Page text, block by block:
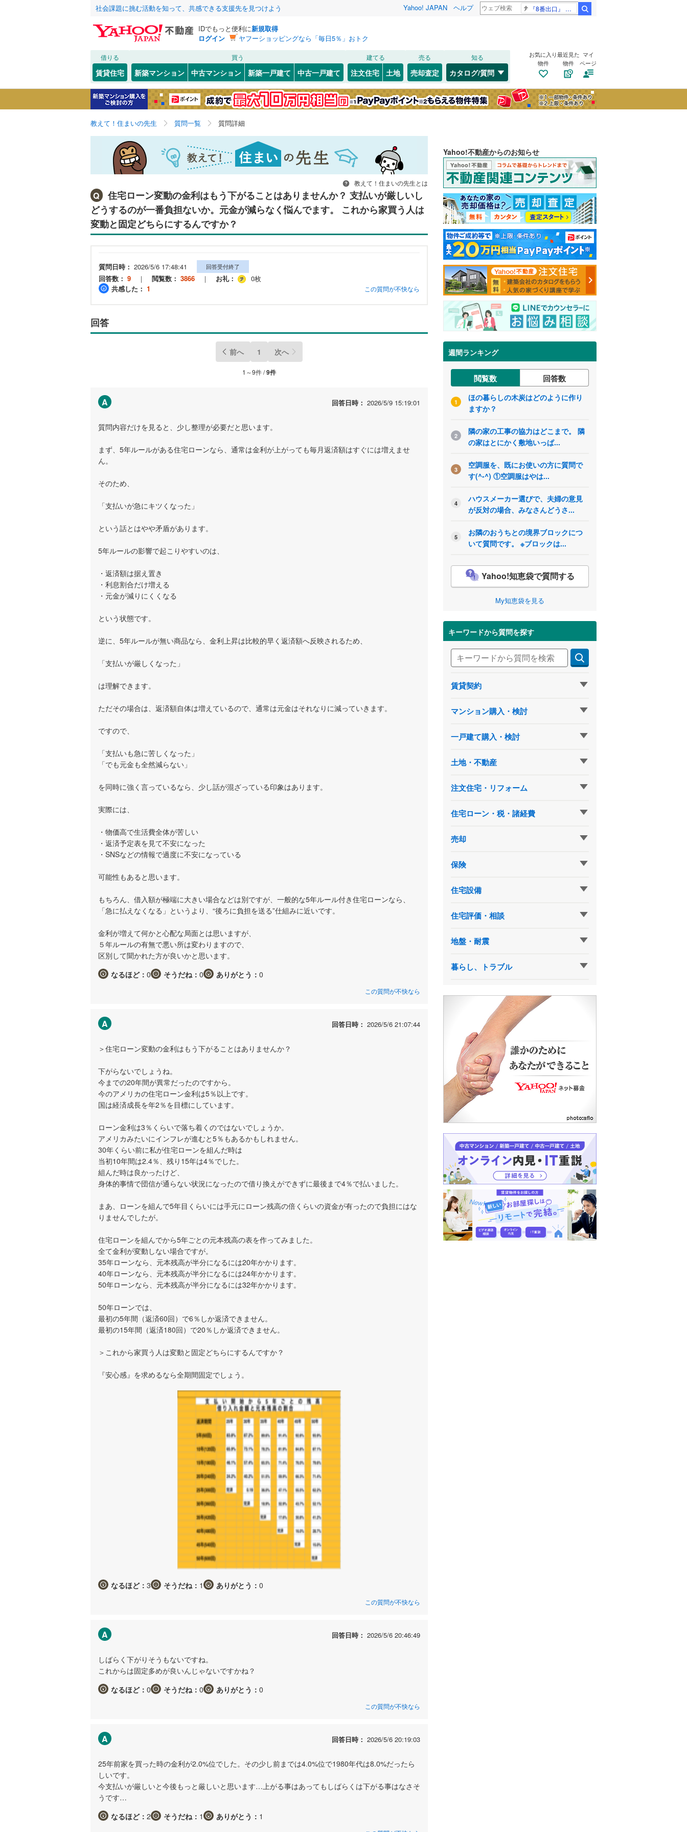
社会課題に挑む活動を知って、共感できる支援先を見つけよう Yahoo! JAPAN ヘルプ 『8番出口』 金ロー
IDでもっと便利に新規取得
ログイン
ヤフーショッピングなら「毎日5％」おトク
借りる
賃貸住宅
買う
新築マンション 中古マンション 新築一戸建て 中古一戸建て
建てる
注文住宅 土地
売る
売却査定
知る
カタログ/質問
お気に入り
物件
最近見た
物件
マイ
ページ
教えて！住まいの先生 質問一覧 質問詳細
教えて！住まいの先生とは
Q
住宅ローン変動の金利はもう下がることはありませんか？ 支払いが厳しいし
どうするのが一番負担ないか。元金が減らなく悩んでます。 これから家買う人は
変動と固定どちらにするんですか？
質問日時： 2026/5/6 17:48:41 回答受付終了
回答数： 9 ｜ 閲覧数： 3866 ｜ お礼：
0枚
共感した： 1 この質問が不快なら
回答
前へ 1 次へ
1～9件 /9件
A 回答日時： 2026/5/9 15:19:01
質問内容だけを見ると、少し整理が必要だと思います。
まず、5年ルールがある住宅ローンなら、通常は金利が上がっても毎月返済額はすぐには増えませ
ん。
そのため、
「支払いが急にキツくなった」
という話とはやや矛盾があります。
5年ルールの影響で起こりやすいのは、
・返済額は据え置き
・利息割合だけ増える
・元金が減りにくくなる
という状態です。
逆に、5年ルールが無い商品なら、金利上昇は比較的早く返済額へ反映されるため、
「支払いが厳しくなった」
は理解できます。
ただその場合は、返済額自体は増えているので、通常は元金はそれなりに減っていきます。
ですので、
「支払いも急に苦しくなった」
「でも元金も全然減らない」
を同時に強く言っているなら、少し話が混ざっている印象はあります。
実際には、
・物価高で生活費全体が苦しい
・返済予定表を見て不安になった
・SNSなどの情報で過度に不安になっている
可能性もあると思います。
もちろん、借入額が極端に大きい場合などは別ですが、一般的な5年ルール付き住宅ローンなら、
「急に払えなくなる」というより、“後ろに負担を送る”仕組みに近いです。
金利が増えて何かと心配な局面とは思いますが、
５年ルールの有無で悪い所は変わりますので、
区別して聞かれた方が良いかと思います。
なるほど： 0 そうだね： 0 ありがとう： 0
この質問が不快なら
A 回答日時： 2026/5/6 21:07:44
＞住宅ローン変動の金利はもう下がることはありませんか？
下がらないでしょうね。
今までの20年間が異常だったのですから。
今のアメリカの住宅ローン金利は5％以上です。
国は経済成長を年2％を目標にしています。
ローン金利は3％くらいで落ち着くのではないでしょうか。
アメリカみたいにインフレが進むと5％もあるかもしれません。
30年くらい前に私が住宅ローンを組んだ時は
当初10年間は2.4％、残り15年は4％でした。
組んだ時は良かったけど、
身体的事情で団信が通らない状況になったので借り換えができずに最後まで4％で払いました。
まあ、ローンを組んで5年目くらいには手元にローン残高の倍くらいの資金が有ったので負担にはな
りませんでしたが。
住宅ローンを組んでから5年ごとの元本残高の表を作ってみました。
全て金利が変動しない場合ですが。
35年ローンなら、元本残高が半分になるには20年かかります。
40年ローンなら、元本残高が半分になるには24年かかります。
50年ローンなら、元本残高が半分になるには32年かかります。
50年ローンでは、
最初の5年間（返済60回）で6％しか返済できません。
最初の15年間（返済180回）で20％しか返済できません。
＞これから家買う人は変動と固定どちらにするんですか？
『安心感』を求めるなら全期間固定でしょう。
なるほど： 3 そうだね： 1 ありがとう： 0
この質問が不快なら
A 回答日時： 2026/5/6 20:46:49
しばらく下がりそうもないですね。
これからは固定多めが良いんじゃないですかね？
なるほど： 0 そうだね： 0 ありがとう： 0
この質問が不快なら
A 回答日時： 2026/5/6 20:19:03
25年前家を買った時の金利が2.0%位でした。その少し前までは4.0%位で1980年代は8.0%だったら
しいです。
今支払いが厳しいと今後もっと厳しいと思います…上がる事はあってもしばらくは下がる事はなさそ
うです…
なるほど： 2 そうだね： 1 ありがとう： 1
Yahoo!不動産からのお知らせ
週間ランキング
閲覧数 回答数
1
ほの暮らしの木炭はどのように作り
ますか？
2
隣の家の工事の協力はどこまで。 隣
の家はとにかく敷地いっぱ...
3
空調服を、既にお使いの方に質問で
す(^-^) ①空調服はやは...
4
ハウスメーカー選びで、夫婦の意見
が反対の場合、みなさんどうさ...
5
お隣のおうちとの境界ブロックにつ
いて質問です。 ※ブロックは...
Yahoo!知恵袋で質問する
My知恵袋を見る
キーワードから質問を探す
賃貸契約
マンション購入・検討
一戸建て購入・検討
土地・不動産
注文住宅・リフォーム
住宅ローン・税・諸経費
売却
保険
住宅設備
住宅評価・相談
地盤・耐震
暮らし、トラブル